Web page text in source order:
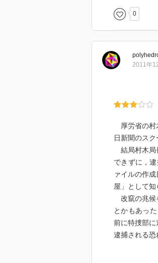
0
2011年
厚労省の村
日新聞のスク
結局村木局
できずに，
ァイルの作
屋」として知
改竄の兆候
とかもあっ
前に特捜部
逮捕される恐
レンジック